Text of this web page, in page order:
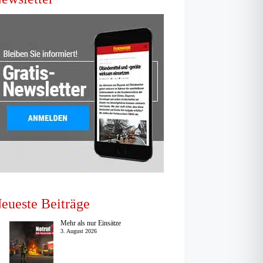
Beiträge
Mehr als nur Einsätze
3. August 2026